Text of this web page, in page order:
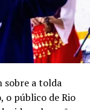
sobre a tolda
o público de Rio